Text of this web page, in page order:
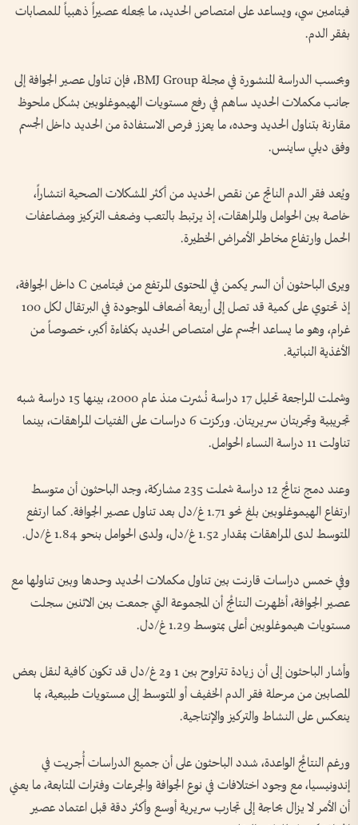
فيتامين سي، ويساعد على امتصاص الحديد، ما يجعله عصيراً ذهبياً للمصابات
بفقر الدم.
وبحسب الدراسة المنشورة في مجلة BMJ Group، فإن تناول عصير الجوافة إلى
جانب مكملات الحديد ساهم في رفع مستويات الهيموغلوبين بشكل ملحوظ
مقارنة بتناول الحديد وحده، ما يعزز فرص الاستفادة من الحديد داخل الجسم
وفق ديلي ساينس.
ويُعد فقر الدم الناتج عن نقص الحديد من أكثر المشكلات الصحية انتشاراً،
خاصة بين الحوامل والمراهقات، إذ يرتبط بالتعب وضعف التركيز ومضاعفات
الحمل وارتفاع مخاطر الأمراض الخطيرة.
ويرى الباحثون أن السر يكمن في المحتوى المرتفع من فيتامين C داخل الجوافة،
إذ تحتوي على كمية قد تصل إلى أربعة أضعاف الموجودة في البرتقال لكل 100
غرام، وهو ما يساعد الجسم على امتصاص الحديد بكفاءة أكبر، خصوصاً من
الأغذية النباتية.
وشملت المراجعة تحليل 17 دراسة نُشرت منذ عام 2000، بينها 15 دراسة شبه
تجريبية وتجربتان سريريتان. وركزت 6 دراسات على الفتيات المراهقات، بينما
تناولت 11 دراسة النساء الحوامل.
وعند دمج نتائج 12 دراسة شملت 235 مشاركة، وجد الباحثون أن متوسط
ارتفاع الهيموغلوبين بلغ نحو 1.71 غ/دل بعد تناول عصير الجوافة. كما ارتفع
المتوسط لدى المراهقات بمقدار 1.52 غ/دل، ولدى الحوامل بنحو 1.84 غ/دل.
وفي خمس دراسات قارنت بين تناول مكملات الحديد وحدها وبين تناولها مع
عصير الجوافة، أظهرت النتائج أن المجموعة التي جمعت بين الاثنين سجلت
مستويات هيموغلوبين أعلى بمتوسط 1.29 غ/دل.
وأشار الباحثون إلى أن زيادة تتراوح بين 1 و2 غ/دل قد تكون كافية لنقل بعض
المصابين من مرحلة فقر الدم الخفيف أو المتوسط إلى مستويات طبيعية، بما
ينعكس على النشاط والتركيز والإنتاجية.
ورغم النتائج الواعدة، شدد الباحثون على أن جميع الدراسات أُجريت في
إندونيسيا، مع وجود اختلافات في نوع الجوافة والجرعات وفترات المتابعة، ما يعني
أن الأمر لا يزال بحاجة إلى تجارب سريرية أوسع وأكثر دقة قبل اعتماد عصير